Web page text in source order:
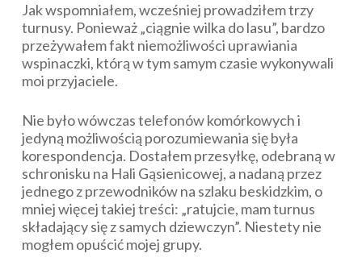
Jak wspomniałem, wcześniej prowadziłem trzy
turnusy. Ponieważ „ciągnie wilka do lasu”, bardzo
przeżywałem fakt niemożliwości uprawiania
wspinaczki, którą w tym samym czasie wykonywali
moi przyjaciele.
Nie było wówczas telefonów komórkowych i
jedyną możliwością porozumiewania się była
korespondencja. Dostałem przesyłkę, odebraną w
schronisku na Hali Gąsienicowej, a nadaną przez
jednego z przewodników na szlaku beskidzkim, o
mniej więcej takiej treści: „ratujcie, mam turnus
składający się z samych dziewczyn”. Niestety nie
mogłem opuścić mojej grupy.